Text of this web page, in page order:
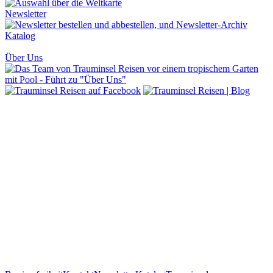
Newsletter
Katalog
Über Uns